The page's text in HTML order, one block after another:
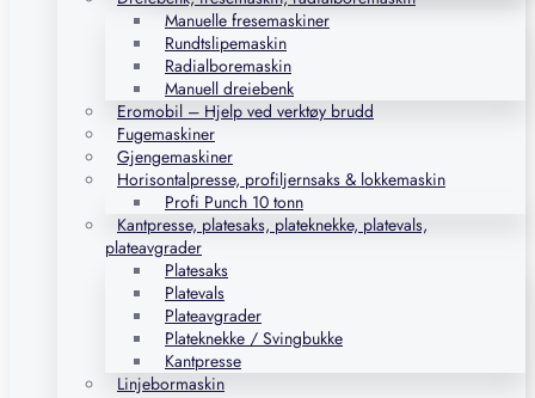
Manuelle fresemaskiner
Rundtslipemaskin
Radialboremaskin
Manuell dreiebenk
Eromobil – Hjelp ved verktøy brudd
Fugemaskiner
Gjengemaskiner
Horisontalpresse, profiljernsaks & lokkemaskin
Profi Punch 10 tonn
Kantpresse, platesaks, plateknekke, platevals,
plateavgrader
Platesaks
Platevals
Plateavgrader
Plateknekke / Svingbukke
Kantpresse
Linjebormaskin